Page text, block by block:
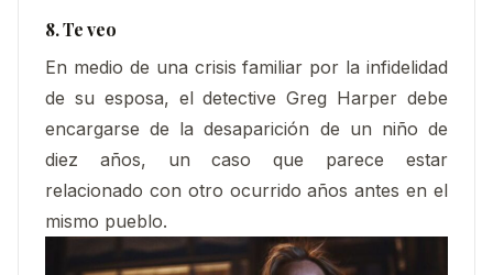
8. Te veo
En medio de una crisis familiar por la infidelidad
de su esposa, el detective Greg Harper debe
encargarse de la desaparición de un niño de
diez años, un caso que parece estar
relacionado con otro ocurrido años antes en el
mismo pueblo.